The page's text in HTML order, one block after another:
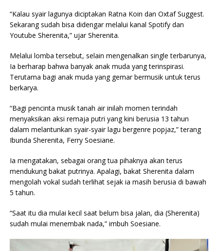
“Kalau syair lagunya diciptakan Ratna Koin dan Oxtaf Suggest.
Sekarang sudah bisa didengar melalui kanal Spotify dan
Youtube Sherenita,” ujar Sherenita.
Melalui lomba tersebut, selain mengenalkan single terbarunya,
Ia berharap bahwa banyak anak muda yang terinspirasi.
Terutama bagi anak muda yang gemar bermusik untuk terus
berkarya.
“Bagi pencinta musik tanah air inilah momen terindah
menyaksikan aksi remaja putri yang kini berusia 13 tahun
dalam melantunkan syair-syair lagu bergenre popjaz,” terang
Ibunda Sherenita, Ferry Soesiane.
Ia mengatakan, sebagai orang tua pihaknya akan terus
mendukung bakat putrinya. Apalagi, bakat Sherenita dalam
mengolah vokal sudah terlihat sejak ia masih berusia di bawah
5 tahun.
“Saat itu dia mulai kecil saat belum bisa jalan, dia (Sherenita)
sudah mulai menembak nada,” imbuh Soesiane.